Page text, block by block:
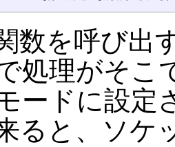
数を呼び出
処理がそこ
ードに設定
ると、ソケ